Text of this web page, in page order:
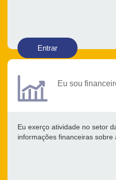
Entrar
Eu sou
Eu exerço atividade no setor
informações financeiras sobre